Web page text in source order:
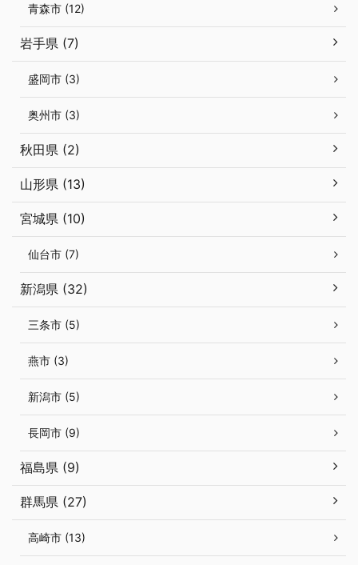
青森市 (12)
岩手県 (7)
盛岡市 (3)
奥州市 (3)
秋田県 (2)
山形県 (13)
宮城県 (10)
仙台市 (7)
新潟県 (32)
三条市 (5)
燕市 (3)
新潟市 (5)
長岡市 (9)
福島県 (9)
群馬県 (27)
高崎市 (13)